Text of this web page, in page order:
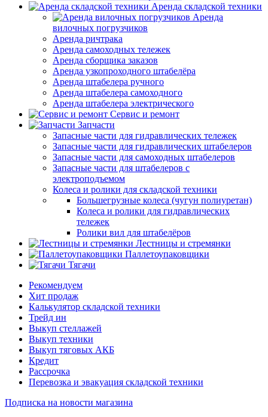
Аренда складской техники
Аренда
вилочных погрузчиков
Аренда ричтрака
Аренда самоходных тележек
Аренда сборщика заказов
Аренда узкопроходного штабелёра
Аренда штабелера ручного
Аренда штабелера самоходного
Аренда штабелера электрического
Сервис и ремонт
Запчасти
Запасные части для гидравлических тележек
Запасные части для гидравлических штабелеров
Запасные части для самоходных штабелеров
Запасные части для штабелеров с
электроподъемом
Колеса и ролики для складской техники
Большегрузные колеса (чугун полиуретан)
Колеса и ролики для гидравлических
тележек
Ролики вил для штабелёров
Лестницы и стремянки
Паллетоупаковщики
Тягачи
Рекомендуем
Хит продаж
Калькулятор складской техники
Трейд ин
Выкуп стеллажей
Выкуп техники
Выкуп тяговых АКБ
Кредит
Рассрочка
Перевозка и эвакуация складской техники
Подписка на новости магазина